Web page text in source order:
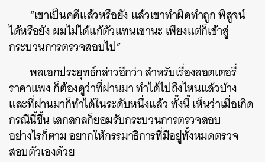
“เขาเป็นคดีแล้วหรือยัง แล้วเขาทำผิดทำถูก พิสูจน์
ได้หรือยัง ผมไม่ได้แก้ตัวแทนเขานะ เพียงแต่ก็เข้าสู่
กระบวนการตรวจสอบไป”
พลเอกประยุทธ์กล่าวอีกว่า สำหรับเรื่องลอตเตอรี่
ราคาแพง ก็ต้องดูว่าที่ผ่านมา ทำได้ไปถึงไหนแล้วบ้าง
และที่ผ่านมาก็ทำได้ในระดับหนึ่งแล้ว ทั้งนี้ เห็นว่าเมื่อเกิด
กรณีนี้ขึ้น เสกสกลก็ยอมรับกระบวนการตรวจสอบ
อย่างไรก็ตาม อยากให้กรรมาธิการที่มีอยู่ทั้งหมดตรวจ
สอบตัวเองด้วย